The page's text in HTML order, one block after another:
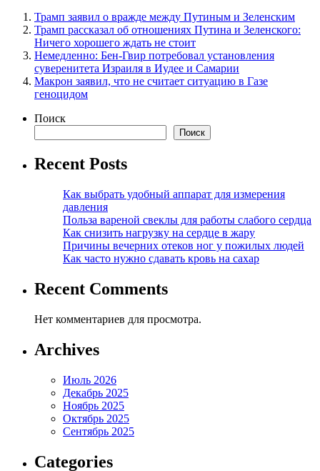
Трамп заявил о вражде между Путиным и Зеленским
Трамп рассказал об отношениях Путина и Зеленского:
Ничего хорошего ждать не стоит
Немедленно: Бен-Гвир потребовал установления
суверенитета Израиля в Иудее и Самарии
Макрон заявил, что не считает ситуацию в Газе
геноцидом
Поиск
Поиск
Recent Posts
Как выбрать удобный аппарат для измерения
давления
Польза вареной свеклы для работы слабого сердца
Как снизить нагрузку на сердце в жару
Причины вечерних отеков ног у пожилых людей
Как часто нужно сдавать кровь на сахар
Recent Comments
Нет комментариев для просмотра.
Archives
Июль 2026
Декабрь 2025
Ноябрь 2025
Октябрь 2025
Сентябрь 2025
Categories